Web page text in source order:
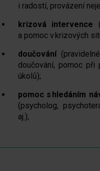
i radostí, provázení
krizová intervence
a pomoc v krizových
doučování
doučování, pomoc při
úkolů);
pomoc s hledáním
(psycholog,
aj.);